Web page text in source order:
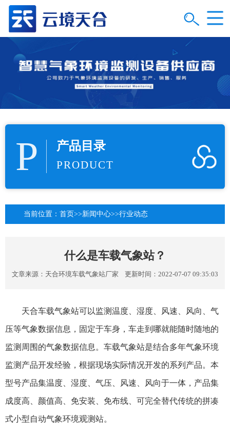
P 产品目录
PRODUCT
当前位置： 首页>>新闻中心>>行业动态
什么是车载气象站？
文章来源： 天合环境车载气象站厂家 更新时间：2022-07-07 09:35:03
天合车载气象站可以监测温度、湿度、风速、风向、气
压等气象数据信息，固定于车身，车走到哪就能随时随地的
监测周围的气象数据信息。车载气象站是结合多年气象环境
监测产品开发经验，根据现场实际情况开发的系列产品。本
型号产品集温度、湿度、气压、风速、风向于一体，产品集
成度高、颜值高、免安装、免布线、可完全替代传统的拼凑
式小型自动气象环境观测站。